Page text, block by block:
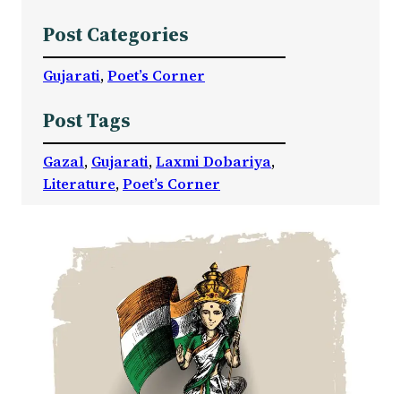
Post Categories
Gujarati, Poet’s Corner
Post Tags
Gazal, Gujarati, Laxmi Dobariya
Literature, Poet’s Corner